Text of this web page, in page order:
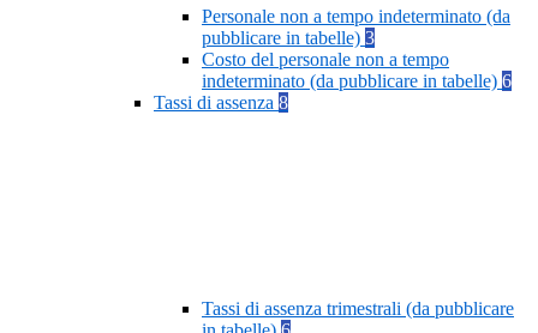
Personale non a tempo indeterminato (da
pubblicare in tabelle) 3
Costo del personale non a tempo
indeterminato (da pubblicare in tabelle) 6
Tassi di assenza 8
Tassi di assenza trimestrali (da pubblicare